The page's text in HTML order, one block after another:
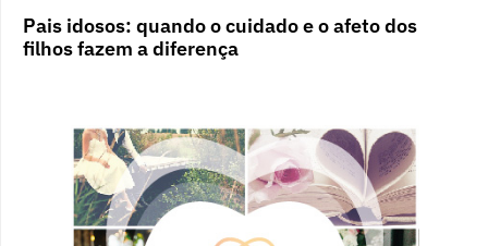
Pais idosos: quando o cuidado e o afeto dos
filhos fazem a diferença